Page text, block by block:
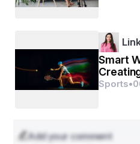
Smart
Sports•
Add your comment